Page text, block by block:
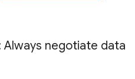
Always negotiate data